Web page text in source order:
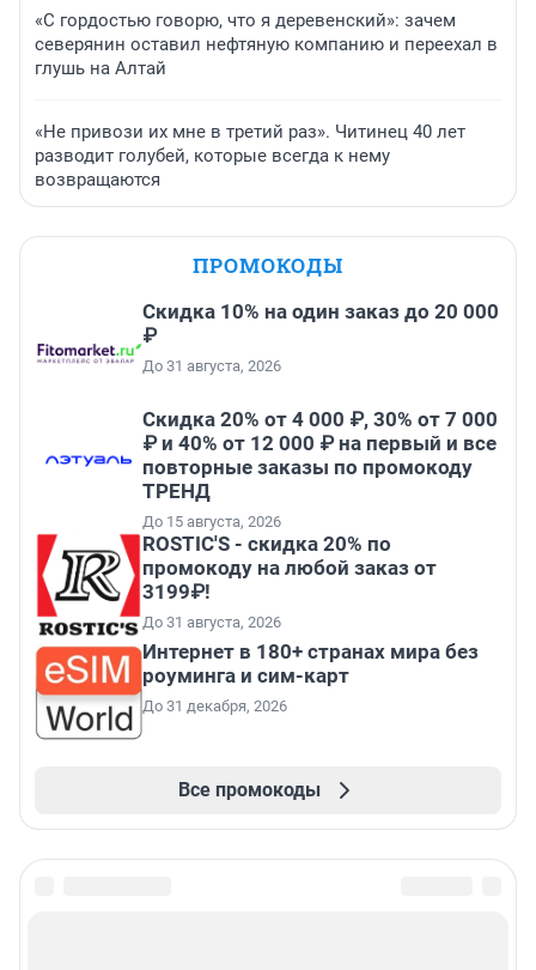
«С гордостью говорю, что я деревенский»: зачем
северянин оставил нефтяную компанию и переехал в
глушь на Алтай
«Не привози их мне в третий раз». Читинец 40 лет
разводит голубей, которые всегда к нему
возвращаются
ПРОМОКОДЫ
Скидка 10% на один заказ до 20 000
₽
До 31 августа, 2026
Скидка 20% от 4 000 ₽, 30% от 7 000
₽ и 40% от 12 000 ₽ на первый и все
повторные заказы по промокоду
ТРЕНД
До 15 августа, 2026
ROSTIC'S - скидка 20% по
промокоду на любой заказ от
3199₽!
До 31 августа, 2026
Интернет в 180+ странах мира без
роуминга и сим-карт
До 31 декабря, 2026
Все промокоды